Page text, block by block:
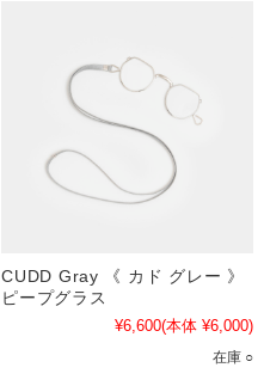
CUDD Gray 《 カド グレー 》
ピープグラス
¥6,600(本体 ¥6,000)
在庫 ○